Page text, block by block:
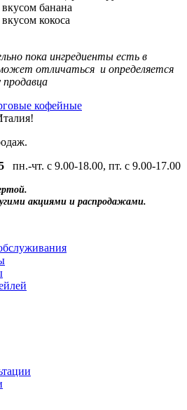
банана
кокоса
пока ингредиенты есть в
отличаться и определяется
продавца
кофейные
пн.-чт. с 9.00-18.00, пт. с 9.00-17.00
акциями и распродажами.